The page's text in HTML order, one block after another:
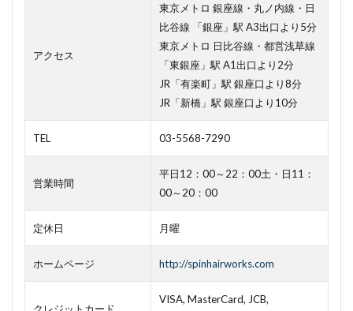
アクセス
東京メトロ 銀座線・丸ノ内線・日
比谷線 「銀座」駅 A3出口より5分
東京メトロ 日比谷線・都営浅草線
「東銀座」駅 A1出口より2分
JR「有楽町」駅 銀座口より8分
JR「新橋」駅 銀座口より10分
TEL 03-5568-7290
営業時間
平日12：00～22：00土・日11：
00～20：00
定休日 月曜
ホームページ http://spinhairworks.com
VISA, MasterCard, JCB,